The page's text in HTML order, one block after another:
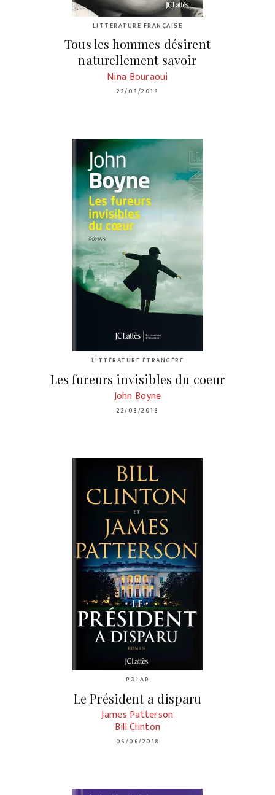
LITTÉRATURE FRANÇAISE
Tous les hommes désirent
naturellement savoir
Nina Bouraoui
22/08/2018
LITTÉRATURE ÉTRANGÈRE
Les fureurs invisibles du coeur
John Boyne
22/08/2018
POLAR
Le Président a disparu
James Patterson
Bill Clinton
06/06/2018